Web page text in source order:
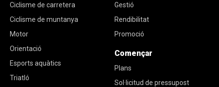
Ciclisme de carretera
Ciclisme de muntanya
Motor
Orientació
Esports aquàtics
Triatló
Gestió
Rendibilitat
Promoció
Començar
Plans
Sol·licitud de pressupost